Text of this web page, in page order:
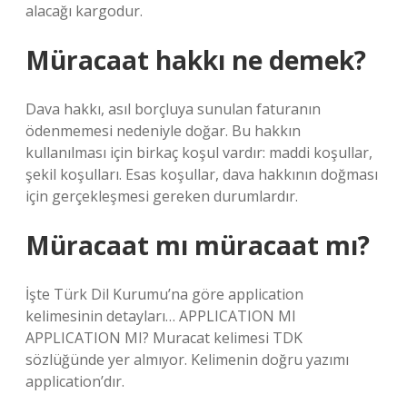
alacağı kargodur.
Müracaat hakkı ne demek?
Dava hakkı, asıl borçluya sunulan faturanın
ödenmemesi nedeniyle doğar. Bu hakkın
kullanılması için birkaç koşul vardır: maddi koşullar,
şekil koşulları. Esas koşullar, dava hakkının doğması
için gerçekleşmesi gereken durumlardır.
Müracaat mı müracaat mı?
İşte Türk Dil Kurumu’na göre application
kelimesinin detayları… APPLICATION MI
APPLICATION MI? Muracat kelimesi TDK
sözlüğünde yer almıyor. Kelimenin doğru yazımı
application’dır.